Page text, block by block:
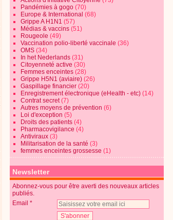
Pandémies à gogo (70)
Europe & International (68)
Grippe A H1N1 (57)
Médias & vaccins (51)
Rougeole (49)
Vaccination polio-liberté vaccinale (36)
OMS (34)
In het Nederlands (31)
Citoyenneté active (30)
Femmes enceintes (28)
Grippe H5N1 (aviaire) (26)
Gaspillage financier (20)
Enregistrement électronique (eHealth - etc) (14)
Contrat secret(7)
Autres moyens de prévention (6)
Loi d'exception (5)
Droits des patients (4)
Pharmacovigilance (4)
Antiviraux (3)
Militarisation de la santé (3)
femmes enceintes grossesse (1)
Newsletter
Abonnez-vous pour être averti des nouveaux articles
publiés.
Email